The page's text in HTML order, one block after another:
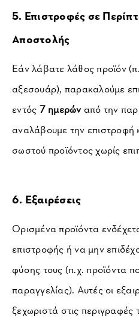
5. Επιστροφές σε
Αποστολής
Εάν λάβατε λάθος προϊόν
αξεσουάρ), παρακαλούμε
εντός 7 ημερών από την
αναλάβουμε την επιστροφή
σωστού προϊόντος χωρίς
6. Εξαιρέσεις
Ορισμένα προϊόντα
επιστροφής ή να μην
φύσης τους (π.χ. προϊόντα
παραγγελίας). Αυτές οι
ξεχωριστά στις περιγραφές